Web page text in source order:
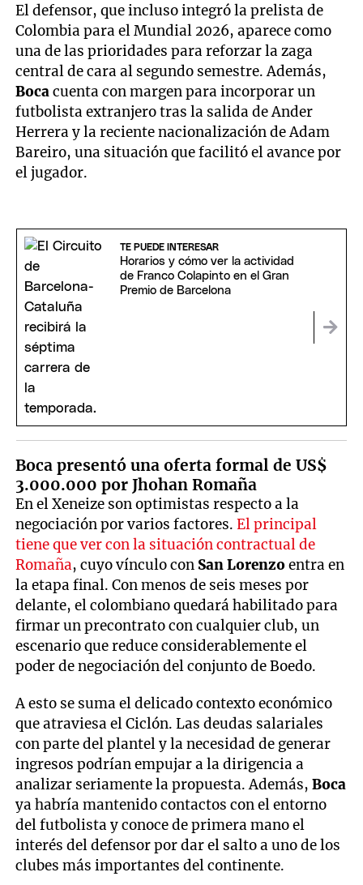
El defensor, que incluso integró la prelista de
Colombia para el Mundial 2026, aparece como
una de las prioridades para reforzar la zaga
central de cara al segundo semestre. Además,
Bocacuenta con margen para incorporar un
futbolista extranjero tras la salida de Ander
Herrera y la reciente nacionalización de Adam
Bareiro, una situación que facilitó el avance por
el jugador.
TE PUEDE INTERESAR
Horarios y cómo ver la actividad
de Franco Colapinto en el Gran
Premio de Barcelona
Boca presentó una oferta formal de US$
3.000.000 por Jhohan Romaña
En el Xeneize son optimistas respecto a la
negociación por varios factores.El principal
tiene que ver con la situación contractual de
Romaña, cuyo vínculo con San Lorenzoentra en
la etapa final. Con menos de seis meses por
delante, el colombiano quedará habilitado para
firmar un precontrato con cualquier club, un
escenario que reduce considerablemente el
poder de negociación del conjunto de Boedo.
A esto se suma el delicado contexto económico
que atraviesa el Ciclón. Las deudas salariales
con parte del plantel y la necesidad de generar
ingresos podrían empujar a la dirigencia a
analizar seriamente la propuesta. Además,Boca
ya habría mantenido contactos con el entorno
del futbolista y conoce de primera mano el
interés del defensor por dar el salto a uno de los
clubes más importantes del continente.